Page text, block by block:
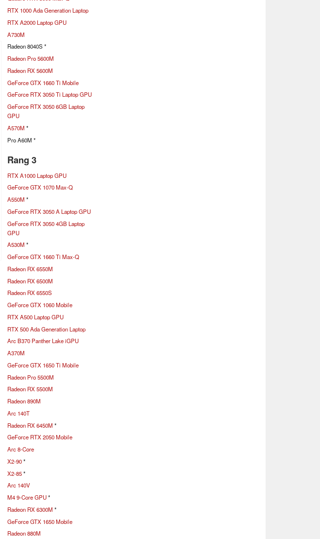
RTX 1000 Ada Generation Laptop
RTX A2000 Laptop GPU
A730M
Radeon 8040S *
Radeon Pro 5600M
Radeon RX 5600M
GeForce GTX 1660 Ti Mobile
GeForce RTX 3050 Ti Laptop GPU
GeForce RTX 3050 6GB Laptop
GPU
A570M *
Pro A60M *
Rang 3
RTX A1000 Laptop GPU
GeForce GTX 1070 Max-Q
A550M *
GeForce RTX 3050 A Laptop GPU
GeForce RTX 3050 4GB Laptop
GPU
A530M *
GeForce GTX 1660 Ti Max-Q
Radeon RX 6550M
Radeon RX 6500M
Radeon RX 6550S
GeForce GTX 1060 Mobile
RTX A500 Laptop GPU
RTX 500 Ada Generation Laptop
Arc B370 Panther Lake iGPU
A370M
GeForce GTX 1650 Ti Mobile
Radeon Pro 5500M
Radeon RX 5500M
Radeon 890M
Arc 140T
Radeon RX 6450M *
GeForce RTX 2050 Mobile
Arc 8-Core
X2-90*
X2-85*
Arc 140V
M4 9-Core GPU*
Radeon RX 6300M *
GeForce GTX 1650 Mobile
Radeon 880M